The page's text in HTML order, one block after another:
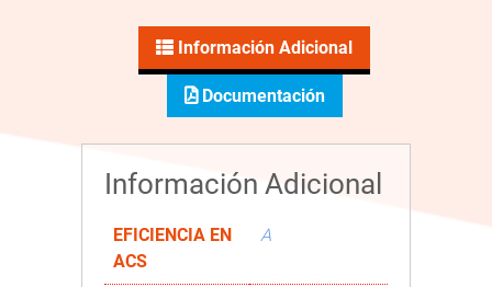
Información Adicional
Documentación
Información Adicional
EFICIENCIA EN
ACS
A